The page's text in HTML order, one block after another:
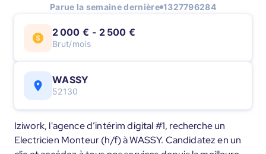
Parue la semaine dernière 1327796284
2 000 € - 2 500 €
Brut/mois
WASSY
52130
Iziwork, l'agence d’intérim digital #1, recherche un
Electricien Monteur (h/f) à WASSY. Candidatez en un